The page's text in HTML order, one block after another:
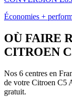
Économies +
OÙ FAIRE
CITROEN
Nos 6 centres en
de votre Citroen C5
gratuit.